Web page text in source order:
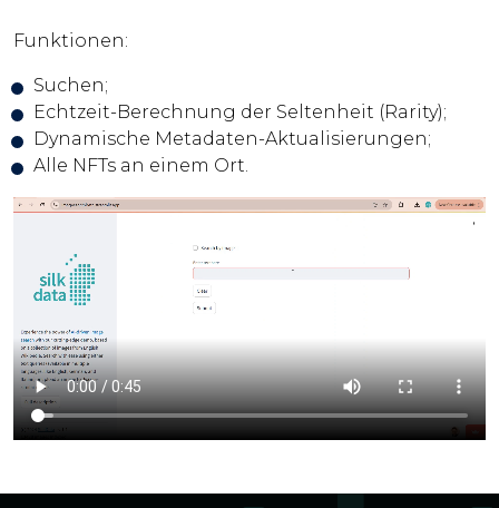
Funktionen:
Suchen;
Echtzeit-Berechnung der Seltenheit (Rarity);
Dynamische Metadaten-Aktualisierungen;
Alle NFTs an einem Ort.